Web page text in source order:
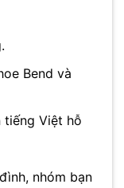
Bend và
tiếng Việt hỗ
nhóm bạn